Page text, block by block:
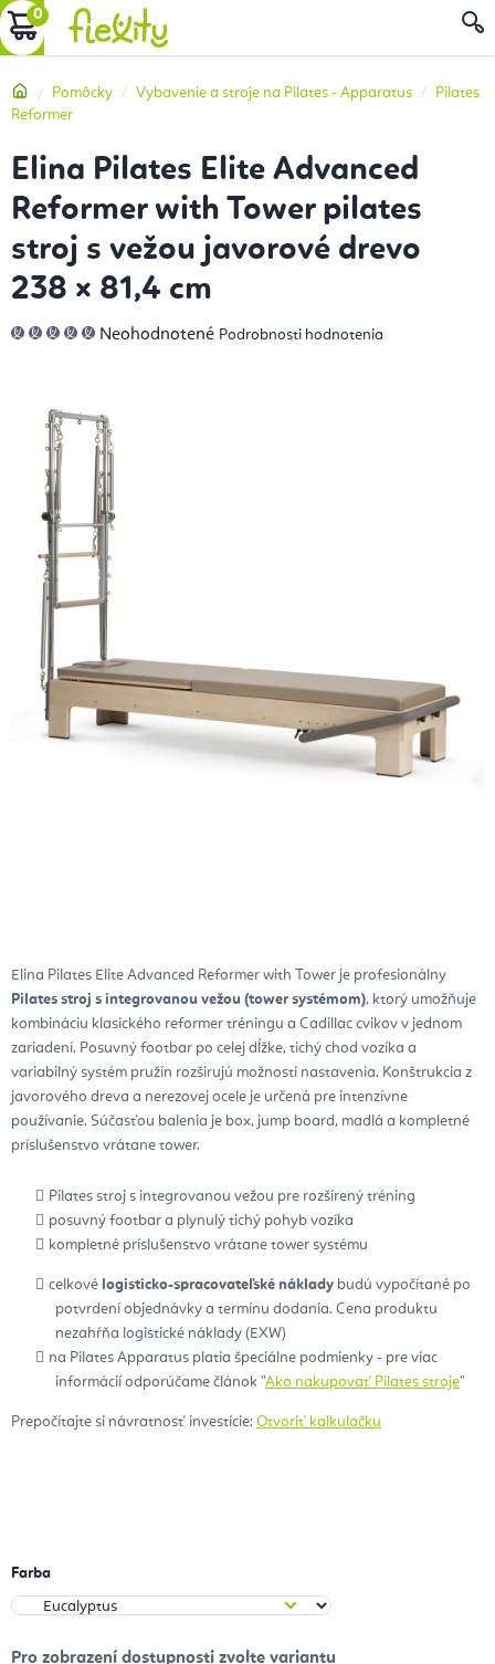
Prejsť
na
NÁKUPNÝ
DomovPomôcky Vybavenie a stroje na Pilates - Apparatus
Pilates
Reformer
Elina Pilates Elite Advanced Reformer with Tower je profesionálny
Pilates stroj s integrovanou vežou (tower systémom), ktorý umožňuje
kombináciu klasického reformer tréningu a Cadillac cvikov v jednom
zariadení. Posuvný footbar po celej dĺžke, tichý chod vozíka a
variabilný systém pružín rozširujú možnosti nastavenia. Konštrukcia z
javorového dreva a nerezovej ocele je určená pre intenzívne
používanie. Súčasťou balenia je box, jump board, madlá a kompletné
príslušenstvo vrátane tower.
Pilates stroj s integrovanou vežou pre rozšírený tréning
posuvný footbar a plynulý tichý pohyb vozíka
kompletné príslušenstvo vrátane tower systému
celkové logisticko-spracovateľské náklady budú vypočítané po
potvrdení objednávky a termínu dodania. Cena produktu
nezahŕňa logistické náklady (EXW)
na Pilates Apparatus platia špeciálne podmienky - pre viac
informácií odporúčame článok "Ako nakupovať Pilates stroje"
Prepočítajte si návratnosť investície: Otvoriť kalkulačku
Farba
Elina Pilates Elite Advanced
Reformer with Tower pilates
stroj s vežou javorové drevo
238 × 81,4 cm
Priemerné
hodnotenie
hviezdičiek.
Neohodnotené Podrobnosti hodnotenia